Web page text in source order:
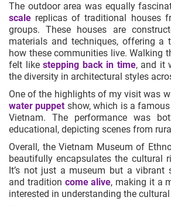
The outdoor area was equally
scale replicas of traditional houses
groups. These houses are
materials and techniques, offering a
how these communities live. Walking
felt likestepping back in time, and it
the diversity in architectural styles
One of the highlights of my visit was
water puppet show, which is a
Vietnam. The performance was
educational, depicting scenes from
Overall, the Vietnam Museum of
beautifully encapsulates the cultural
It’s not just a museum but a vibrant
and tradition come alive, making it a
interested in understanding the